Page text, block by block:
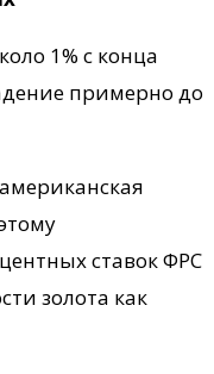
1% с конца
примерно до
ставок ФРС
золота как